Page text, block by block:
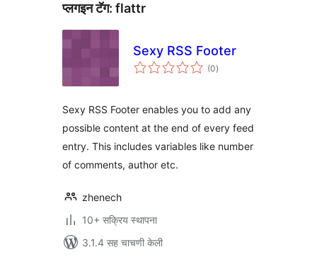
प्लगइन टॅग: flattr
Sexy RSS Footer
(0एकूण
मूल्यांकन
)
Sexy RSS Footer enables you to add any
possible content at the end of every feed
entry. This includes variables like number
of comments, author etc.
zhenech
10+ सक्रिय स्थापना
3.1.4 सह चाचणी केली